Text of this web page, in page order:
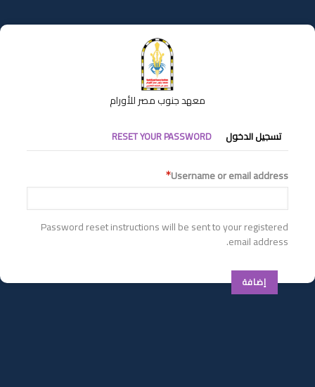
إلى
المحتوى
معهد جنوب مصر للأورام
التبويبات
الأساسية
تسجيل الدخول RESET YOUR PASSWORD
Username or email address
Password reset instructions will be sent to your registered
email address.